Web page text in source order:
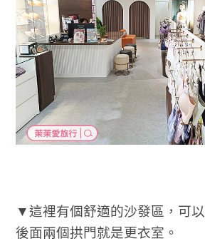
▼這裡有個舒適的沙發區，可以
後面兩個拱門就是更衣室。